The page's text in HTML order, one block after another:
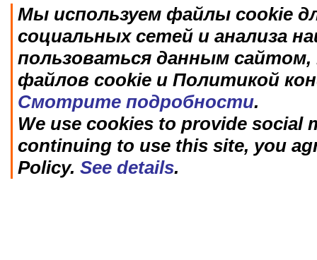
Мы используем файлы cookie
социальных сетей и анализа
пользоваться данным
файлов cookie и Политикой
Смотрите подробности.
We use cookies to provide social
continuing to use this site, you
Policy. See details.